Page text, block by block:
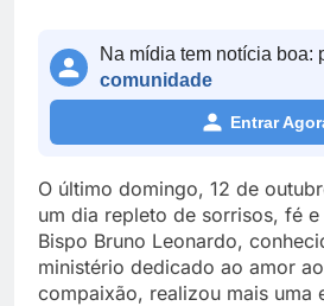
Na mídia tem notícia boa:
comunidade
Entrar
O último domingo, 12 de
um dia repleto de sorrisos, fé
Bispo Bruno Leonardo,
ministério dedicado ao amor
compaixão, realizou mais uma